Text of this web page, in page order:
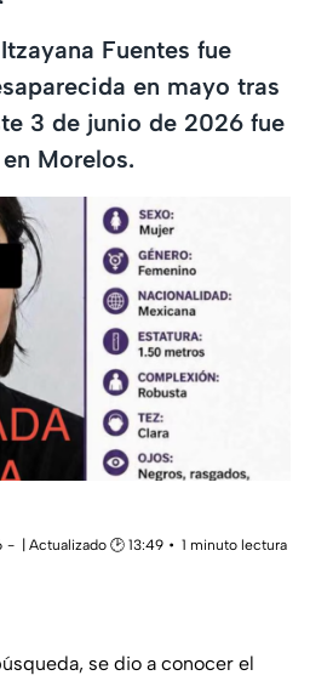
Fuentes fue
en mayo tras
3 de junio de 2026 fue
Morelos.
| Actualizado 🕑 13:49
1 minuto lectura
se dio a conocer el